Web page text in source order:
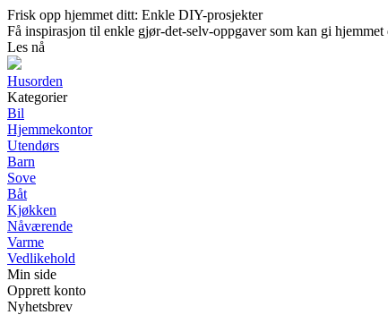
Frisk opp hjemmet ditt: Enkle DIY-prosjekter
Få inspirasjon til enkle gjør-det-selv-oppgaver som kan gi
Les nå
Husorden
Kategorier
Bil
Hjemmekontor
Utendørs
Barn
Sove
Båt
Kjøkken
Nåværende
Varme
Vedlikehold
Min side
Opprett konto
Nyhetsbrev